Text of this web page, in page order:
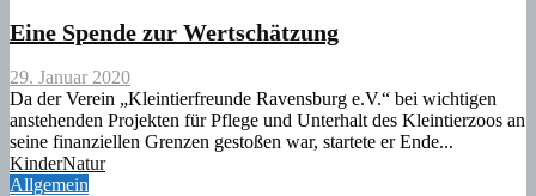
Eine Spende zur Wertschätzung
29. Januar 2020
Da der Verein „Kleintierfreunde Ravensburg e.V.“ bei wichtigen
anstehenden Projekten für Pflege und Unterhalt des Kleintierzoos an
seine finanziellen Grenzen gestoßen war, startete er Ende...
KinderNatur
Allgemein